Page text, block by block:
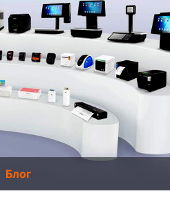
Блог